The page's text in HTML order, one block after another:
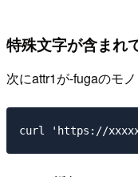
特殊文字が含まれ
次にattr1が-fugaのモノ